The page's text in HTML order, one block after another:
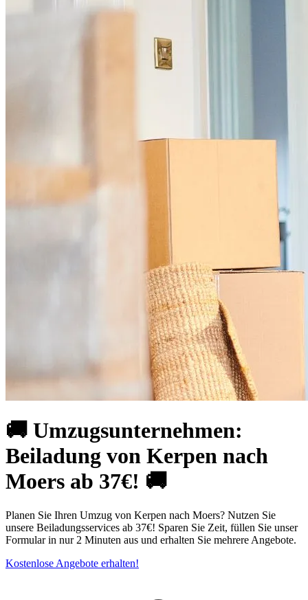
🚚 Umzugsunternehmen:
Beiladung von Kerpen nach
Moers ab 37€! 🚚
Planen Sie Ihren Umzug von Kerpen nach Moers? Nutzen Sie
unsere Beiladungsservices ab 37€! Sparen Sie Zeit, füllen Sie unser
Formular in nur 2 Minuten aus und erhalten Sie mehrere Angebote.
Kostenlose Angebote erhalten!